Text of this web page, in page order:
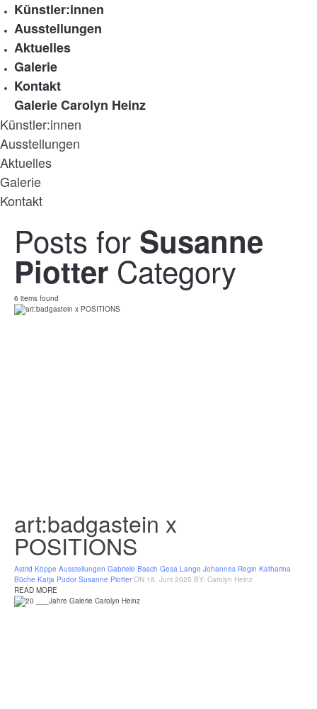
Künstler:innen
Ausstellungen
Aktuelles
Galerie
Kontakt
Galerie Carolyn Heinz
Künstler:innen
Ausstellungen
Aktuelles
Galerie
Kontakt
Posts for Susanne
Piotter Category
6 items found
art:badgastein x
POSITIONS
Astrid Köppe Ausstellungen Gabriele Basch Gesa Lange Johannes Regin Katharina
Büche Katja Pudor Susanne Piotter ON 18. Juni 2025 BY: Carolyn Heinz
READ MORE